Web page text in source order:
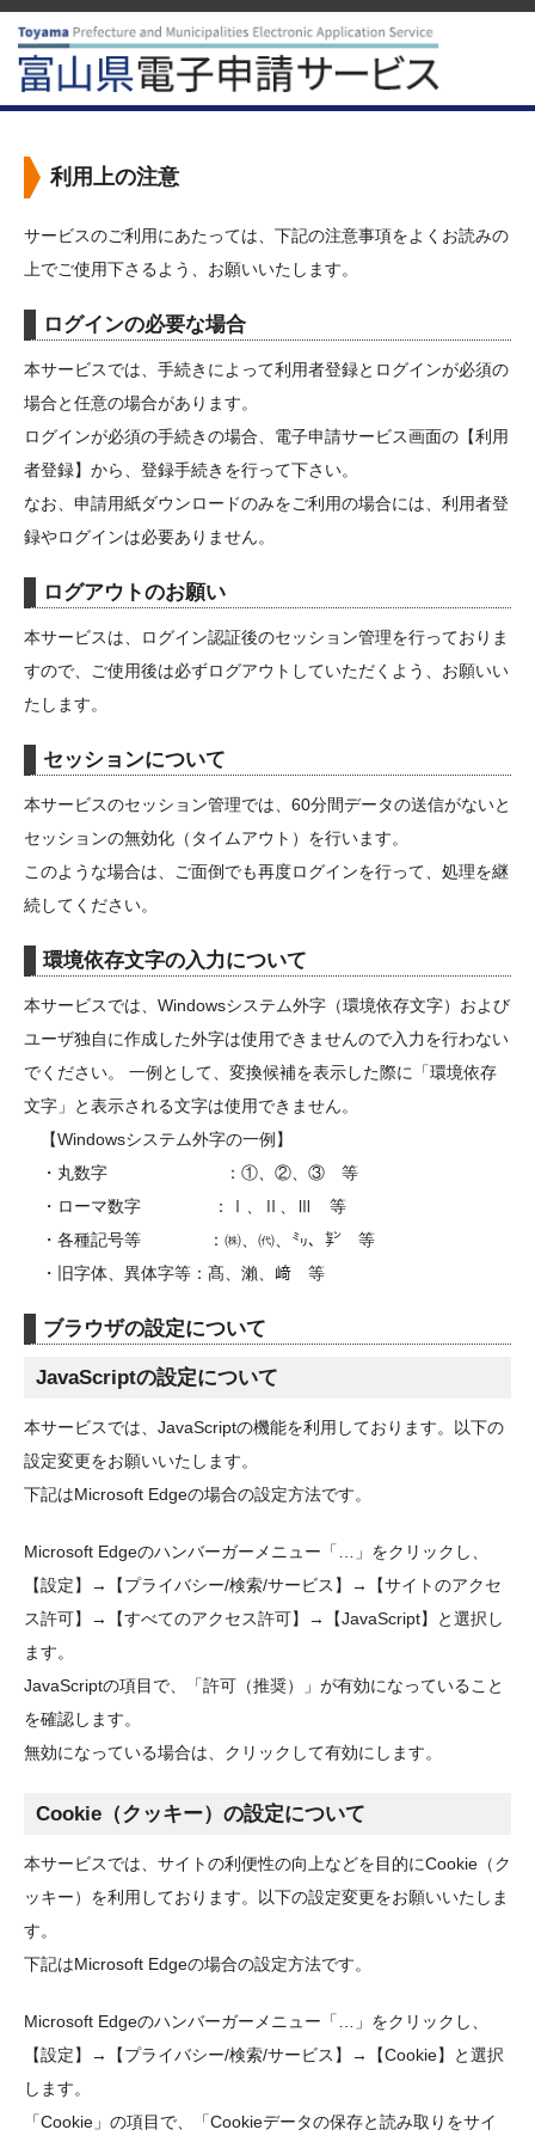
利用上の注意
サービスのご利用にあたっては、下記の注意事項をよくお読みの
上でご使用下さるよう、お願いいたします。
ログインの必要な場合
本サービスでは、手続きによって利用者登録とログインが必須の
場合と任意の場合があります。
ログインが必須の手続きの場合、電子申請サービス画面の【利用
者登録】から、登録手続きを行って下さい。
なお、申請用紙ダウンロードのみをご利用の場合には、利用者登
録やログインは必要ありません。
ログアウトのお願い
本サービスは、ログイン認証後のセッション管理を行っておりま
すので、ご使用後は必ずログアウトしていただくよう、お願いい
たします。
セッションについて
本サービスのセッション管理では、60分間データの送信がないと
セッションの無効化（タイムアウト）を行います。
このような場合は、ご面倒でも再度ログインを行って、処理を継
続してください。
環境依存文字の入力について
本サービスでは、Windowsシステム外字（環境依存文字）および
ユーザ独自に作成した外字は使用できませんので入力を行わない
でください。 一例として、変換候補を表示した際に「環境依存
文字」と表示される文字は使用できません。
【Windowsシステム外字の一例】
・丸数字 ：①、②、③ 等
・ローマ数字 ：Ⅰ、Ⅱ、Ⅲ 等
・各種記号等 ：㈱、㈹、㍉、㌢ 等
・旧字体、異体字等：髙、瀨、﨑 等
ブラウザの設定について
JavaScriptの設定について
本サービスでは、JavaScriptの機能を利用しております。以下の
設定変更をお願いいたします。
下記はMicrosoft Edgeの場合の設定方法です。
Microsoft Edgeのハンバーガーメニュー「…」をクリックし、
【設定】→【プライバシー/検索/サービス】→【サイトのアクセ
ス許可】→【すべてのアクセス許可】→【JavaScript】と選択し
ます。
JavaScriptの項目で、「許可（推奨）」が有効になっていること
を確認します。
無効になっている場合は、クリックして有効にします。
Cookie（クッキー）の設定について
本サービスでは、サイトの利便性の向上などを目的にCookie（ク
ッキー）を利用しております。以下の設定変更をお願いいたしま
す。
下記はMicrosoft Edgeの場合の設定方法です。
Microsoft Edgeのハンバーガーメニュー「…」をクリックし、
【設定】→【プライバシー/検索/サービス】→【Cookie】と選択
します。
「Cookie」の項目で、「Cookieデータの保存と読み取りをサイ